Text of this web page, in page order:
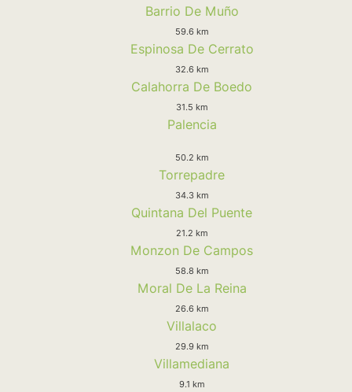
Barrio De Muño
59.6 km
Espinosa De Cerrato
32.6 km
Calahorra De Boedo
31.5 km
Palencia
50.2 km
Torrepadre
34.3 km
Quintana Del Puente
21.2 km
Monzon De Campos
58.8 km
Moral De La Reina
26.6 km
Villalaco
29.9 km
Villamediana
9.1 km